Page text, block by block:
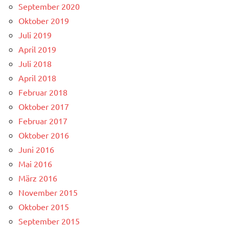
September 2020
Oktober 2019
Juli 2019
April 2019
Juli 2018
April 2018
Februar 2018
Oktober 2017
Februar 2017
Oktober 2016
Juni 2016
Mai 2016
März 2016
November 2015
Oktober 2015
September 2015